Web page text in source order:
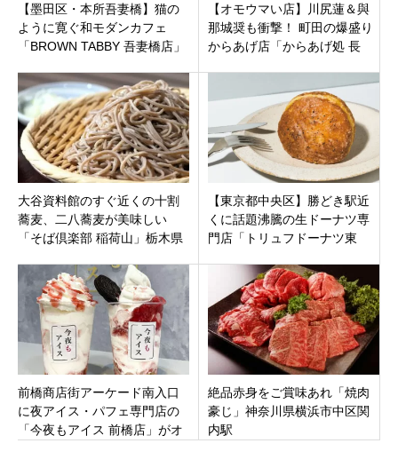
【墨田区・本所吾妻橋】猫の
ように寛ぐ和モダンカフェ
「BROWN TABBY 吾妻橋店」
コーヒー
【オモウマい店】川尻蓮＆與
那城奨も衝撃！ 町田の爆盛り
からあげ店「からあげ処 長
大谷資料館のすぐ近くの十割
蕎麦、二八蕎麦が美味しい
「そば倶楽部 稲荷山」栃木県
【東京都中央区】勝どき駅近
くに話題沸騰の生ドーナツ専
門店「トリュフドーナツ東
定メニューもあり。
前橋商店街アーケード南入口
に夜アイス・パフェ専門店の
「今夜もアイス 前橋店」がオ
絶品赤身をご賞味あれ「焼肉
豪じ」神奈川県横浜市中区関
内駅